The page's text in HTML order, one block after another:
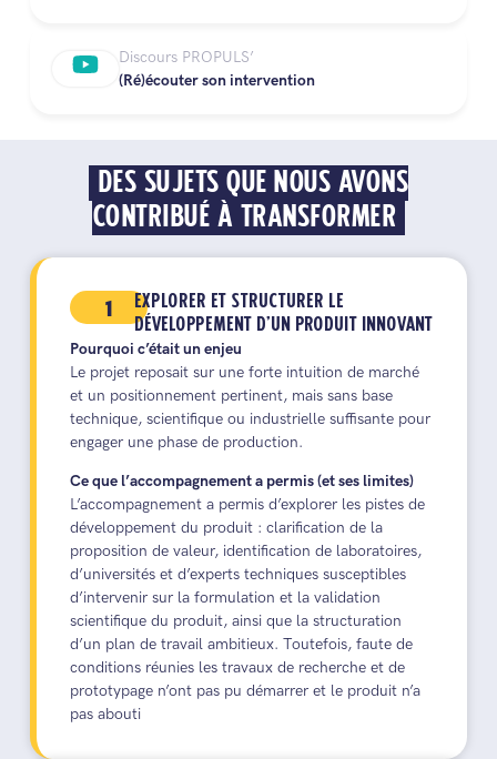
Discours PROPULS’
(Ré)écouter son intervention
DES SUJETS QUE NOUS AVONS
CONTRIBUÉ À TRANSFORMER
1
EXPLORER ET STRUCTURER LE
DÉVELOPPEMENT D’UN PRODUIT INNOVANT
Pourquoi c’était un enjeu
Le projet reposait sur une forte intuition de marché
et un positionnement pertinent, mais sans base
technique, scientifique ou industrielle suffisante pour
engager une phase de production.
Ce que l’accompagnement a permis (et ses limites)
L’accompagnement a permis d’explorer les pistes de
développement du produit : clarification de la
proposition de valeur, identification de laboratoires,
d’universités et d’experts techniques susceptibles
d’intervenir sur la formulation et la validation
scientifique du produit, ainsi que la structuration
d’un plan de travail ambitieux. Toutefois, faute de
conditions réunies les travaux de recherche et de
prototypage n’ont pas pu démarrer et le produit n’a
pas abouti